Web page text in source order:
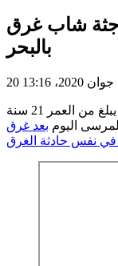
جثة شاب غرق
بالبحر
20 جوان 2020، 13:16
تم منذ قليل العثور على جثة شاب طالب يبلغ من العمر 21 سنة
اليوم بعد غرق
في نفس حادثة الغرق